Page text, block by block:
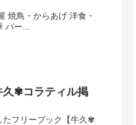
焼鳥・からあげ 洋食・
ー...
久✾コラティル掲
たフリーブック【牛久✾